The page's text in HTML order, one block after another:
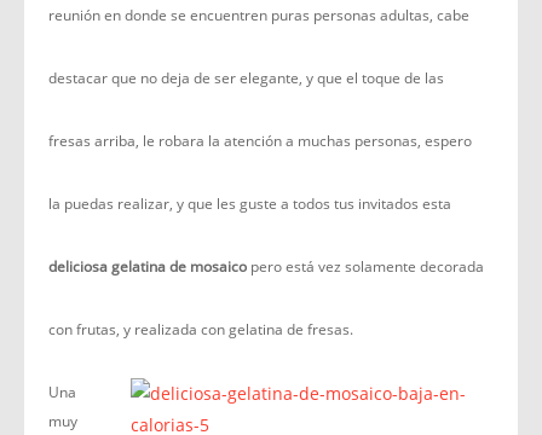
reunión en donde se encuentren puras personas adultas, cabe
destacar que no deja de ser elegante, y que el toque de las
fresas arriba, le robara la atención a muchas personas, espero
la puedas realizar, y que les guste a todos tus invitados esta
deliciosa gelatina de mosaico pero está vez solamente decorada
con frutas, y realizada con gelatina de fresas.
Una
muy